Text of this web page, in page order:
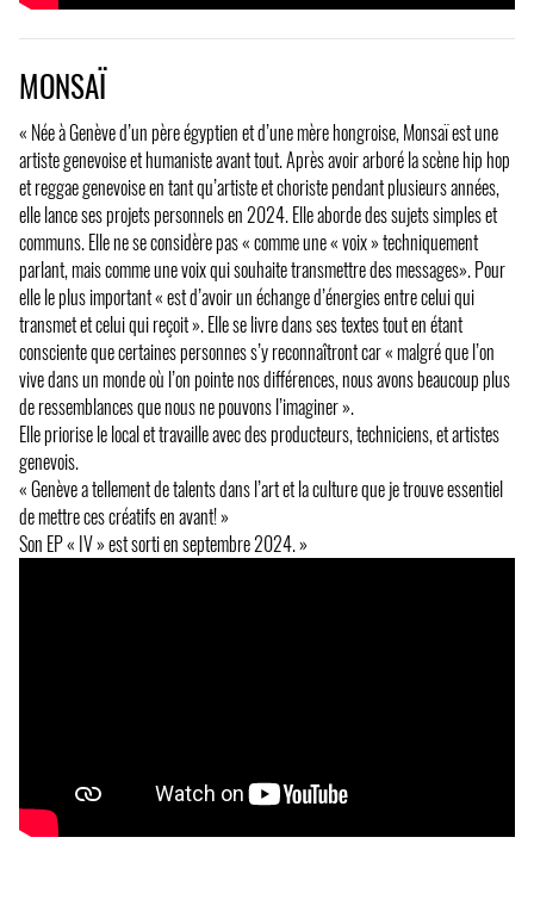
MONSAÏ
« Née à Genève d’un père égyptien et d’une mère hongroise, Monsaï est une
artiste genevoise et humaniste avant tout. Après avoir arboré la scène hip hop
et reggae genevoise en tant qu’artiste et choriste pendant plusieurs années,
elle lance ses projets personnels en 2024. Elle aborde des sujets simples et
communs. Elle ne se considère pas « comme une « voix » techniquement
parlant, mais comme une voix qui souhaite transmettre des messages». Pour
elle le plus important « est d’avoir un échange d’énergies entre celui qui
transmet et celui qui reçoit ». Elle se livre dans ses textes tout en étant
consciente que certaines personnes s’y reconnaîtront car « malgré que l’on
vive dans un monde où l’on pointe nos différences, nous avons beaucoup plus
de ressemblances que nous ne pouvons l’imaginer ».
Elle priorise le local et travaille avec des producteurs, techniciens, et artistes
genevois.
« Genève a tellement de talents dans l’art et la culture que je trouve essentiel
de mettre ces créatifs en avant! »
Son EP « IV » est sorti en septembre 2024. »